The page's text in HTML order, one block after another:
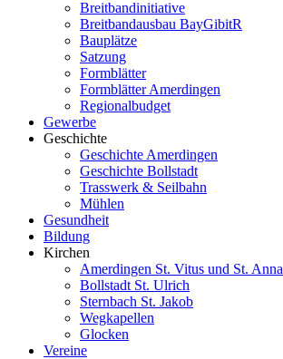
Breitbandinitiative
Breitbandausbau BayGibitR
Bauplätze
Satzung
Formblätter
Formblätter Amerdingen
Regionalbudget
Gewerbe
Geschichte
Geschichte Amerdingen
Geschichte Bollstadt
Trasswerk & Seilbahn
Mühlen
Gesundheit
Bildung
Kirchen
Amerdingen St. Vitus und St. Anna
Bollstadt St. Ulrich
Sternbach St. Jakob
Wegkapellen
Glocken
Vereine